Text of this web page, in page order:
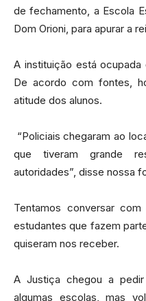
de fechamento, a Escola
Dom Orioni, para apurar a
A instituição está
De acordo com fontes,
atitude dos alunos.
“Policiais chegaram ao
que tiveram grande
autoridades”, disse nossa
Tentamos conversar
estudantes que fazem
quiseram nos receber.
A Justiça chegou a
algumas escolas, mas